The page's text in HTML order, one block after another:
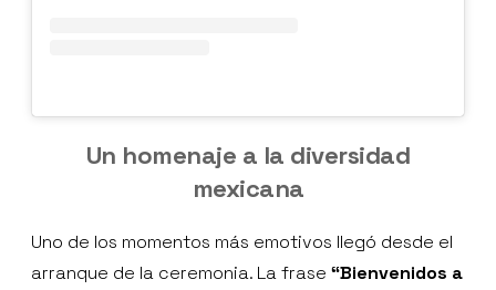
Un homenaje a la diversidad
mexicana
Uno de los momentos más emotivos llegó desde el
arranque de la ceremonia. La frase “Bienvenidos a